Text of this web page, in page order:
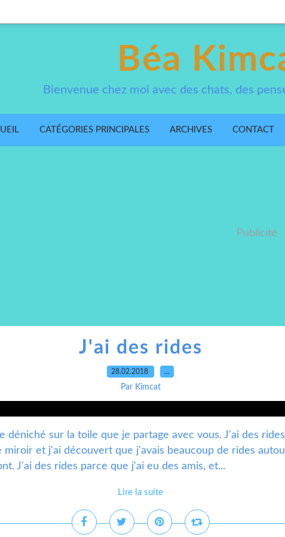
Béa
Bienvenue chez moi avec des chats, des
CATÉGORIES PRINCIPALES ARCHIVES CONTACT
Publicité
J'ai des rides
28.02.2018 …
Par Kimcat
déniché sur la toile que je partage avec vous. J'ai des
miroir et j'ai découvert que j'avais beaucoup de rides
J'ai des rides parce que j'ai eu des amis, et...
Lire la suite